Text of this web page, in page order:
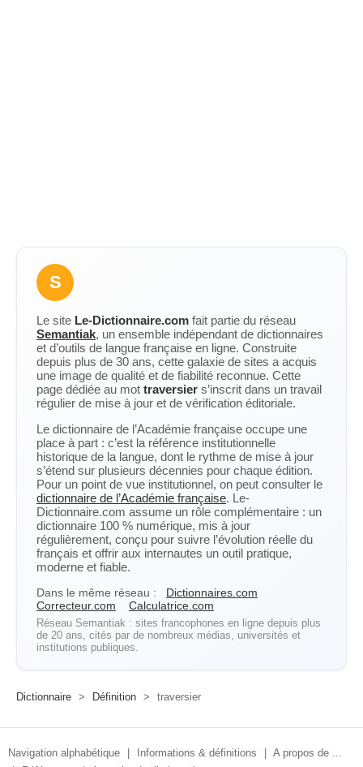
S
Le site Le-Dictionnaire.com fait partie du réseau
Semantiak, un ensemble indépendant de dictionnaires
et d’outils de langue française en ligne. Construite
depuis plus de 30 ans, cette galaxie de sites a acquis
une image de qualité et de fiabilité reconnue. Cette
page dédiée au mot traversier s’inscrit dans un travail
régulier de mise à jour et de vérification éditoriale.
Le dictionnaire de l’Académie française occupe une
place à part : c’est la référence institutionnelle
historique de la langue, dont le rythme de mise à jour
s’étend sur plusieurs décennies pour chaque édition.
Pour un point de vue institutionnel, on peut consulter le
dictionnaire de l’Académie française. Le-
Dictionnaire.com assume un rôle complémentaire : un
dictionnaire 100 % numérique, mis à jour
régulièrement, conçu pour suivre l’évolution réelle du
français et offrir aux internautes un outil pratique,
moderne et fiable.
Dans le même réseau :
Dictionnaires.com
Correcteur.com
Calculatrice.com
Réseau Semantiak : sites francophones en ligne depuis plus
de 20 ans, cités par de nombreux médias, universités et
institutions publiques.
Dictionnaire > Définition > traversier
Navigation alphabétique Informations & définitions
A propos de ...